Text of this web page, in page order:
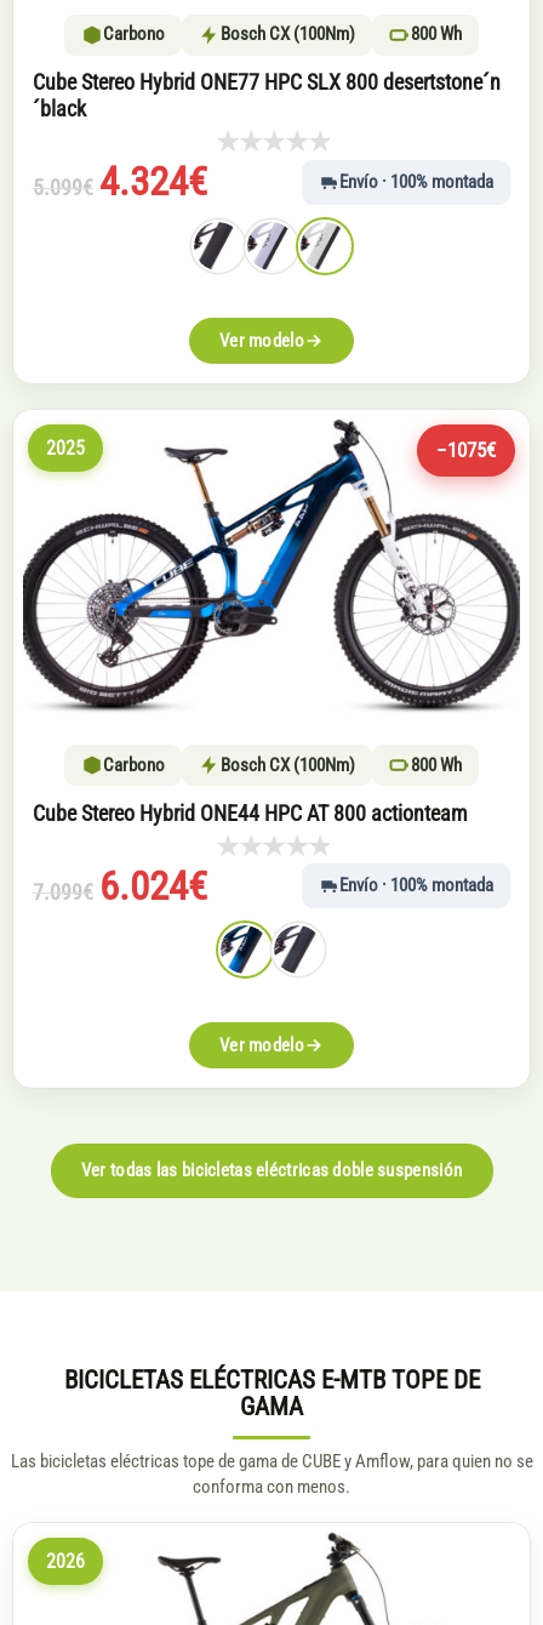
Carbono Bosch CX (100Nm) 800 Wh
Cube Stereo Hybrid ONE77 HPC SLX 800 desertstone´n
´black
Envío · 100% montada
5.099€
El
4.324€
El
Ver modelo
2025 −1075€
Carbono Bosch CX (100Nm) 800 Wh
Cube Stereo Hybrid ONE44 HPC AT 800 actionteam
Envío · 100% montada
7.099€
El
6.024€
El
Ver modelo
Ver todas las bicicletas eléctricas doble suspensión
BICICLETAS ELÉCTRICAS E-MTB TOPE DE
GAMA
Las bicicletas eléctricas tope de gama de CUBE y Amflow, para quien no se
conforma con menos.
2026